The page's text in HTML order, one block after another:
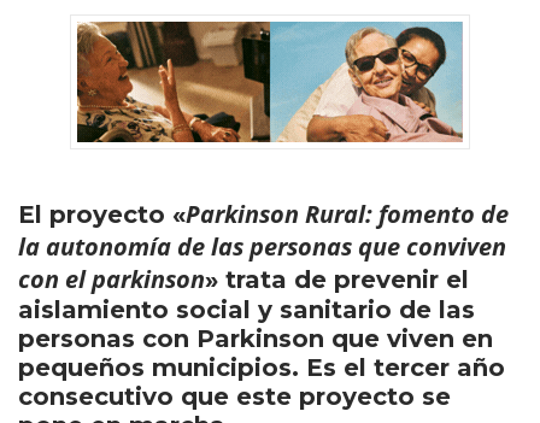
El proyecto «Parkinson Rural: fomento de
la autonomía de las personas que conviven
con el parkinson» trata de prevenir el
aislamiento social y sanitario de las
personas con Parkinson que viven en
pequeños municipios. Es el tercer año
consecutivo que este proyecto se